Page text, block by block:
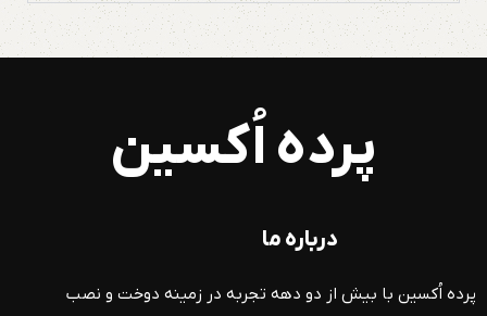
پرده اُکسین
درباره ما
پرده اُکسین با بیش از دو دهه تجربه در زمینه دوخت و نصب